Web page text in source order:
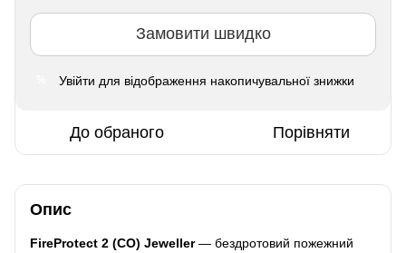
Замовити швидко
Увійти для відображення накопичувальної знижки
До обраного Порівняти
Опис
FireProtect 2 (CO) Jeweller— бездротовий пожежний